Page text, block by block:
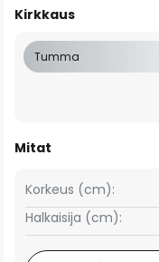
Kirkkaus
Tumma
Mitat
Korkeus (cm):
Halkaisija (cm):